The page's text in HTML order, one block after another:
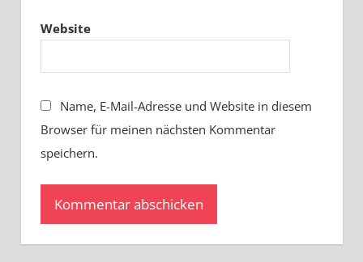
Website
Name, E-Mail-Adresse und Website in diesem
Browser für meinen nächsten Kommentar
speichern.